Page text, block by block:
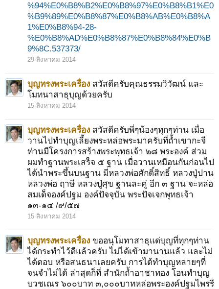
%94%E0%B8%B2%E0%B8%97%E0%B8%B1%E0
%B9%89%E0%B8%87%E0%B8%AB%E0%B8%A
1%E0%B8%94-28-
%E0%B8%AD%E0%B8%87%E0%B8%84%E0%B
9%8C.537373/
29 สิงหาคม 2014
บุญทรงพระเครื่อง สวัสดีครับคุณธรรมวิวัฒน์ และ
โมทนาสาธุบุญด้วยครับ
15 สิงหาคม 2014
บุญทรงพระเครื่อง สวัสดีครับพี่ๆน้องๆทุกๆท่าน เมื่อ
วานไปทำบุญเลี้ยงพระหล่อพระมาครับที่ถ้ำเขากะจี
ท่านมีโครงการสร้างพระพุทธเจ้า ๒๘ พระองค์ ส่วม
ผมทำฐานพระเสร็จ ๕ ฐาน เมื่อวานเหมือนกันก่อนไป
ได้นำพระขึ้นบนฐาน มีหลวงพ่อศักดิ์สิทธิ์ หลวงปู่ปาน
หลวงพ่อ ฤาษี หลวงปู่ศุข ฐานละคู่ อีก ๓ ฐาน จะหล่อ
สมเด็จองค์ปฐม องค์ปัจจุบัน พระปัจเจกพุทธเจ้า
๑๓-๑๔ /๙/๕๗
15 สิงหาคม 2014
บุญทรงพระเครื่อง ขออนุโมทาสาธุแด่บุญที่ทุกๆท่าน
ได้กระทำไว้ดีแล้วครับ ไม่ได้เข้ามานานแล้ว และไม่
ได้ตอบ หรือสนธนาเลยครับ การได้ทำบุญหลายๆที่
จนจำไม่ได้ ล่าสุดก็ที่ สำนักถ้ำอาชาทอง โอนทำบุญ
บวชเณร ๖๐๐บาท ๓,๐๐๐บาทหล่อพระองค์ปฐมไพรรี
1 2 3 4 5 →